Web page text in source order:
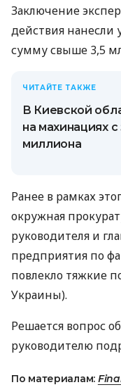
Заключение
действия
сумму свыше 3,5
ЧИТАЙТЕ ТАКЖЕ
В Киевской
на махинациях
миллиона
Ранее в рамках
окружная
руководителя и
предприятия по
повлекло тяжкие
Украины).
Решается вопрос
руководителю
По материалам: